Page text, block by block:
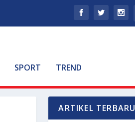
SPORT TREND
ARTIKEL TERBARU